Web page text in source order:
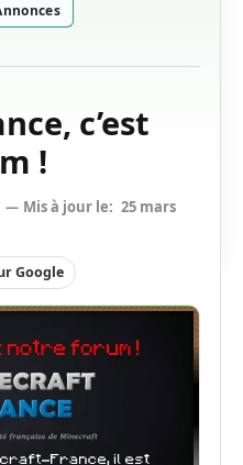
c’est
!
Mis à jour le: 25 mars
Google